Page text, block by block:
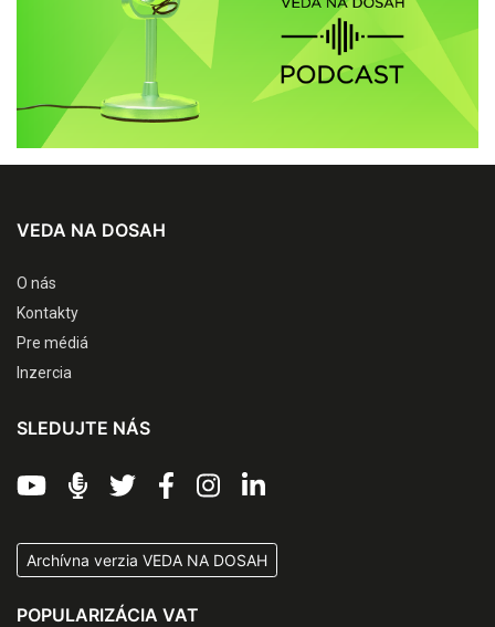
VEDA NA DOSAH
O nás
Kontakty
Pre médiá
Inzercia
SLEDUJTE NÁS
Archívna verzia VEDA NA DOSAH
POPULARIZÁCIA VAT